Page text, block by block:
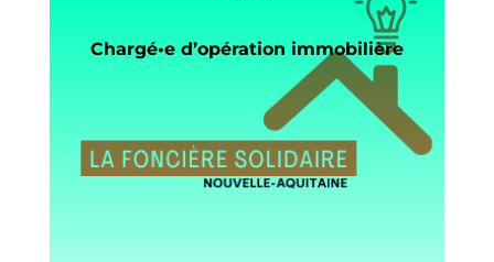
Chargé•e d’opération immobilière